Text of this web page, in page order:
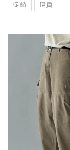
促銷 現貨